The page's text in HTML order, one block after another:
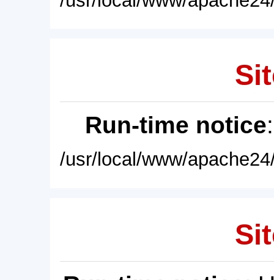
Run-time notice
/usr/local/www/